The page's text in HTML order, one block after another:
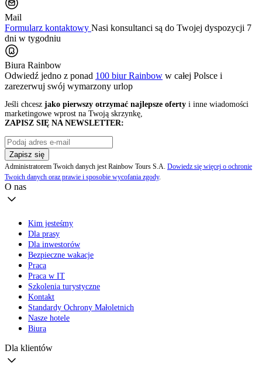
Mail
Formularz kontaktowy Nasi konsultanci są do Twojej dyspozycji 7
dni w tygodniu
Biura Rainbow
Odwiedź jedno z ponad 100 biur Rainbow w całej Polsce i
zarezerwuj swój wymarzony urlop
Jeśli chcesz jako pierwszy otrzymać najlepsze oferty i inne wiadomości
marketingowe wprost na Twoją skrzynkę,
ZAPISZ SIĘ NA NEWSLETTER:
Zapisz się
Administratorem Twoich danych jest Rainbow Tours S.A. Dowiedz się więcej o ochronie
Twoich danych oraz prawie i sposobie wycofania zgody.
O nas
Kim jesteśmy
Dla prasy
Dla inwestorów
Bezpieczne wakacje
Praca
Praca w IT
Szkolenia turystyczne
Kontakt
Standardy Ochrony Małoletnich
Nasze hotele
Biura
Dla klientów